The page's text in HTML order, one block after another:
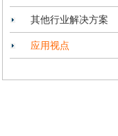
其他行业解决方案
应用视点